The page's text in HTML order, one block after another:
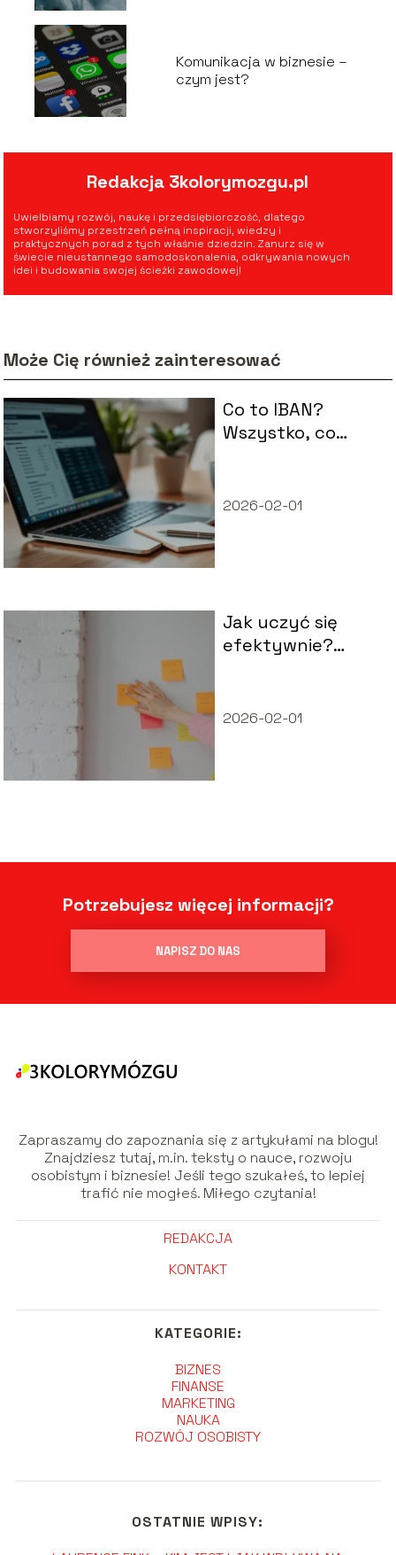
Komunikacja w biznesie –
czym jest?
Redakcja 3kolorymozgu.pl
Uwielbiamy rozwój, naukę i przedsiębiorczość, dlatego
stworzyliśmy przestrzeń pełną inspiracji, wiedzy i
praktycznych porad z tych właśnie dziedzin. Zanurz się w
świecie nieustannego samodoskonalenia, odkrywania nowych
idei i budowania swojej ścieżki zawodowej!
Może Cię również zainteresować
Co to IBAN?
Wszystko, co
2026-02-01
Jak uczyć się
efektywnie?
2026-02-01
Potrzebujesz więcej informacji?
NAPISZ DO NAS
Zapraszamy do zapoznania się z artykułami na blogu!
Znajdziesz tutaj, m.in. teksty o nauce, rozwoju
osobistym i biznesie! Jeśli tego szukałeś, to lepiej
trafić nie mogłeś. Miłego czytania!
REDAKCJA
KONTAKT
KATEGORIE:
BIZNES
FINANSE
MARKETING
NAUKA
ROZWÓJ OSOBISTY
OSTATNIE WPISY: